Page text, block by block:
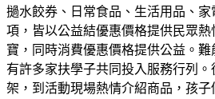
撾水餃券、日常食品、生活用品、家
項，皆以公益結優惠價格提供民眾
寶，同時消費優惠價格提供公益。
有許多家扶學子共同投入服務行列
架，到活動現場熱情介紹商品，孩